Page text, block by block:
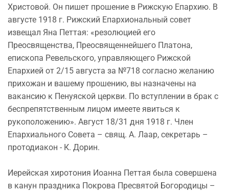
Христовой. Он пишет прошение в Рижскую Епархию. В
августе 1918 г. Рижский Епархиональный совет
извещал Яна Петтая: «резолюцией его
Преосвященства, Преосвященнейшего Платона,
епископа Ревельского, управляющего Рижской
Епархией от 2/15 августа за №718 согласно желанию
прихожан и вашему прошению, вы назначены на
вакансию к Пенуяской церкви. По вступлении в брак с
беспрепятственным лицом имеете явиться к
рукоположению». Август 18/31 дня 1918 г. Член
Епархиального Совета – свящ. А. Лаар, секретарь –
протодиакон - К. Дорин.
Иерейская хиротония Иоанна Петтая была совершена
в канун праздника Покрова Пресвятой Богородицы –